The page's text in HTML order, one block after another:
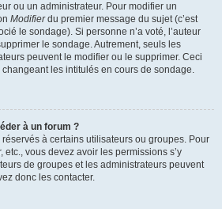
ou un administrateur. Pour modifier un
Modifierdu premier message du sujet (c’est
le sondage). Si personne n’a voté, l’auteur
le sondage. Autrement, seuls les
peuvent le modifier ou le supprimer. Ceci
les intitulés en cours de sondage.
à un forum ?
à certains utilisateurs ou groupes. Pour
etc., vous devez avoir les permissions s’y
de groupes et les administrateurs peuvent
donc les contacter.